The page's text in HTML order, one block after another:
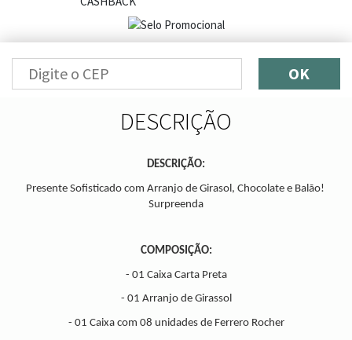
OK
DESCRIÇÃO
DESCRIÇÃO:
Presente Sofisticado com Arranjo de Girasol, Chocolate e Balão!
Surpreenda
COMPOSIÇÃO:
- 01 Caixa Carta Preta
- 01 Arranjo de Girassol
- 01 Caixa com 08 unidades de Ferrero Rocher